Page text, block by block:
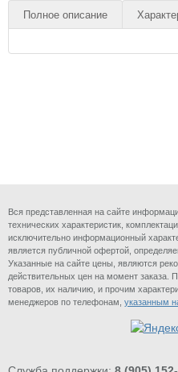
Полное описание
Вся представленная на сайте
технических характеристик,
исключительно информационный
является публичной офертой,
Указанные на сайте цены, являются
действительных цен на момент
товаров, их наличию, и прочим
менеджеров по телефонам, указанным